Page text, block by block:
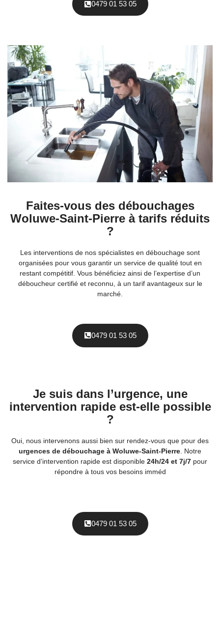
0479 01 53 05
Faites-vous des débouchages
Woluwe-Saint-Pierre à tarifs réduits
?
Les interventions de nos spécialistes en débouchage sont
organisées pour vous garantir un service de qualité tout en
restant compétitif. Vous bénéficiez ainsi de l’expertise d’un
déboucheur certifié et reconnu, à un tarif avantageux sur le
marché.
0479 01 53 05
Je suis dans l’urgence, une
intervention rapide est-elle possible
?
Oui, nous intervenons aussi bien sur rendez-vous que pour des
urgences de débouchage à Woluwe-Saint-Pierre . Notre
service d’intervention rapide est disponible 24h/24 et 7j/7 pour
répondre à tous vos besoins imméd
0479 01 53 05